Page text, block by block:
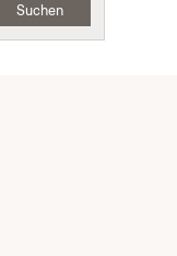
Suchen